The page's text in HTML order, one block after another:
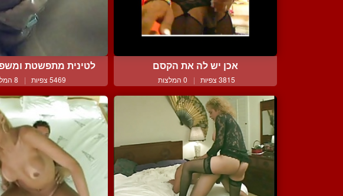
אכן יש לה את הקסם
3815 צפיות | 0 המלצות
לטינית מתפשטת
5469 צפיות | 8 המלצות